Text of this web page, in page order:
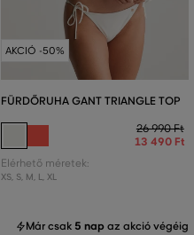
AKCIÓ -50%
FÜRDŐRUHA GANT TRIANGLE TOP
26 990 Ft
13 490 Ft
Elérhető méretek:
XS, S, M, L, XL
Már csak 5 nap az akció végéig